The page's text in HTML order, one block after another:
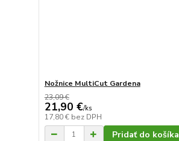
Nožnice MultiCut Gardena
23,09 €
21,90 €/ks
17,80 € bez DPH
Pridať do košíka